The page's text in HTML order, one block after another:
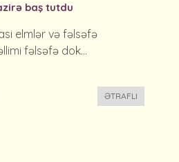
baş tutdu
elmlər və fəlsəfə
fəlsəfə dok...
ƏTRAFLI